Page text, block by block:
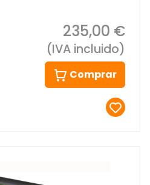
235,00 €
(IVA incluido)
Comprar